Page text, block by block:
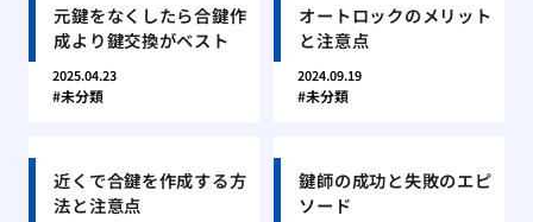
元鍵をなくしたら合鍵作
成より鍵交換がベスト
2025.04.23
未分類
オートロックのメリット
と注意点
2024.09.19
未分類
近くで合鍵を作成する方
法と注意点
鍵師の成功と失敗のエピ
ソード